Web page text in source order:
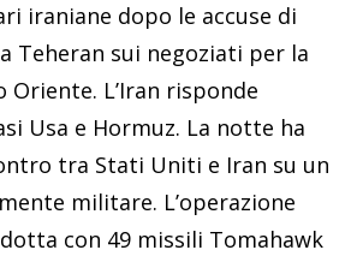
iraniane dopo le accuse di
Teheran sui negoziati per la
Oriente. L’Iran risponde
Usa e Hormuz. La notte ha
tra Stati Uniti e Iran su un
militare. L’operazione
con 49 missili Tomahawk